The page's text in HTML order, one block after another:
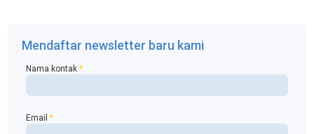
Mendaftar newsletter baru kami
Nama kontak*
Email*